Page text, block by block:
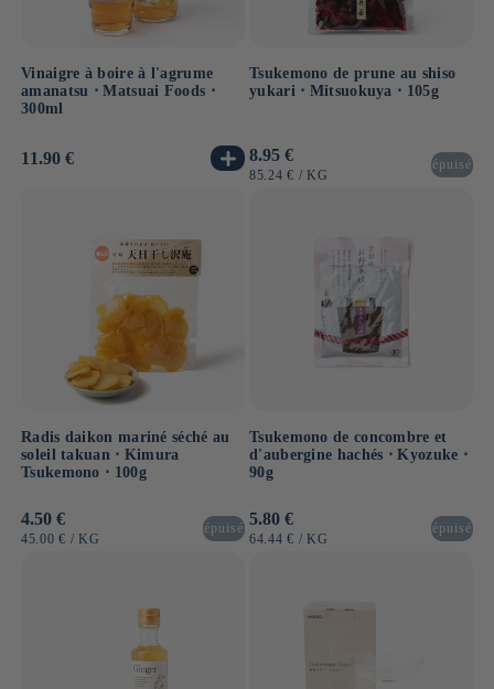
Vinaigre à boire à l'agrume
amanatsu ⋅ Matsuai Foods ⋅
300ml
Prix
11.90 €
Tsukemono de prune au shiso
yukari ⋅ Mitsuokuya ⋅ 105g
Prix
habituel
8.95 €
PRIX
85.24 € / PAR
KG
épuisé
Radis daikon mariné séché au
soleil takuan ⋅ Kimura
Tsukemono ⋅ 100g
Prix
habituel
4.50 €
PRIX
45.00 € / PAR
KG
épuisé
Tsukemono de concombre et
d'aubergine hachés ⋅ Kyozuke ⋅
90g
Prix
habituel
5.80 €
PRIX
64.44 € / PAR
KG
épuisé